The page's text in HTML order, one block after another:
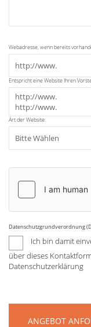
Webadresse, wenn bereits
Entspricht eine Website Ihren
Art der Website:
Datenschutzgrundverordnung
Ich bin damit
über dieses
Datenschutzerklärung
ANGEBOT